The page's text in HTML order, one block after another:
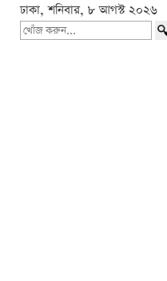
ঢাকা, শনিবার, ৮ আগস্ট ২০২৬